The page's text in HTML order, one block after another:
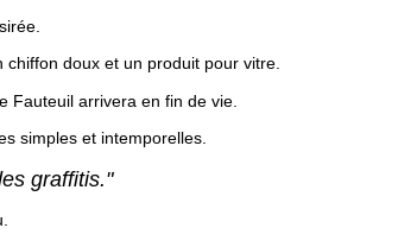
doux et un produit pour vitre.
Fauteuil arrivera en fin de vie.
simples et intemporelles.
graffitis."